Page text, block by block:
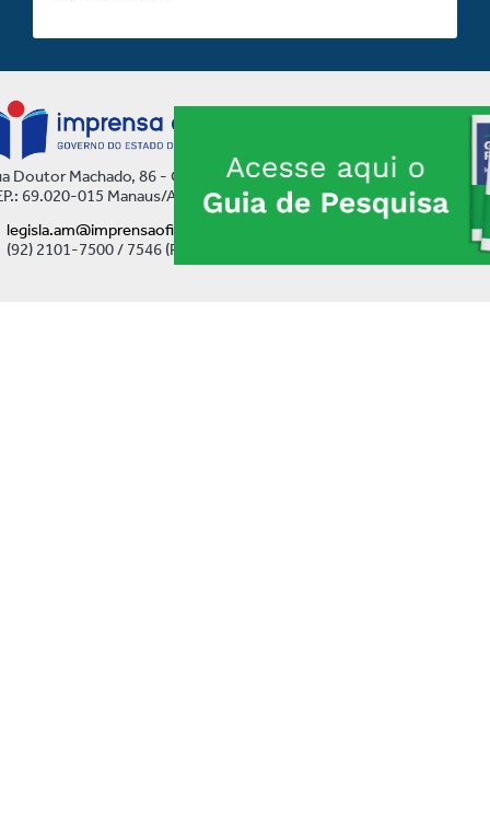
Doutor Machado, 86 - Centro
69.020-015 Manaus/AM
legisla.am@imprensaoficial.am.gov.br
(92) 2101-7500 / 7546 (Ramal)